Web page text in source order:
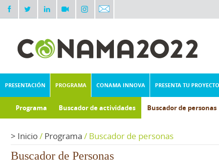
PRESENTACIÓN PROGRAMA CONAMA INNOVA PRESENTA TU PROYECTO
Programa Buscador de actividades Buscador de personas
> Inicio/ Programa / Buscador de personas
Buscador de Personas